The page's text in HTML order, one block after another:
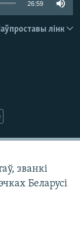
26:59
лінк
званкі
Беларусі